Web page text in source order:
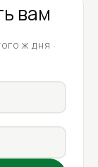
вам
Ж ДНЯ ·